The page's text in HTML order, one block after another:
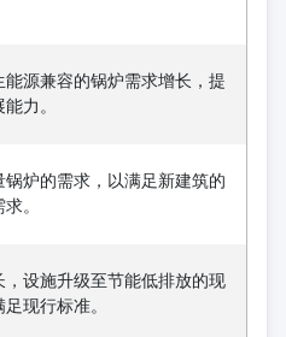
源兼容的锅炉需求增长，提
力。
炉的需求，以满足新建筑的
。
，设施升级至节能低排放的现
现行标准。